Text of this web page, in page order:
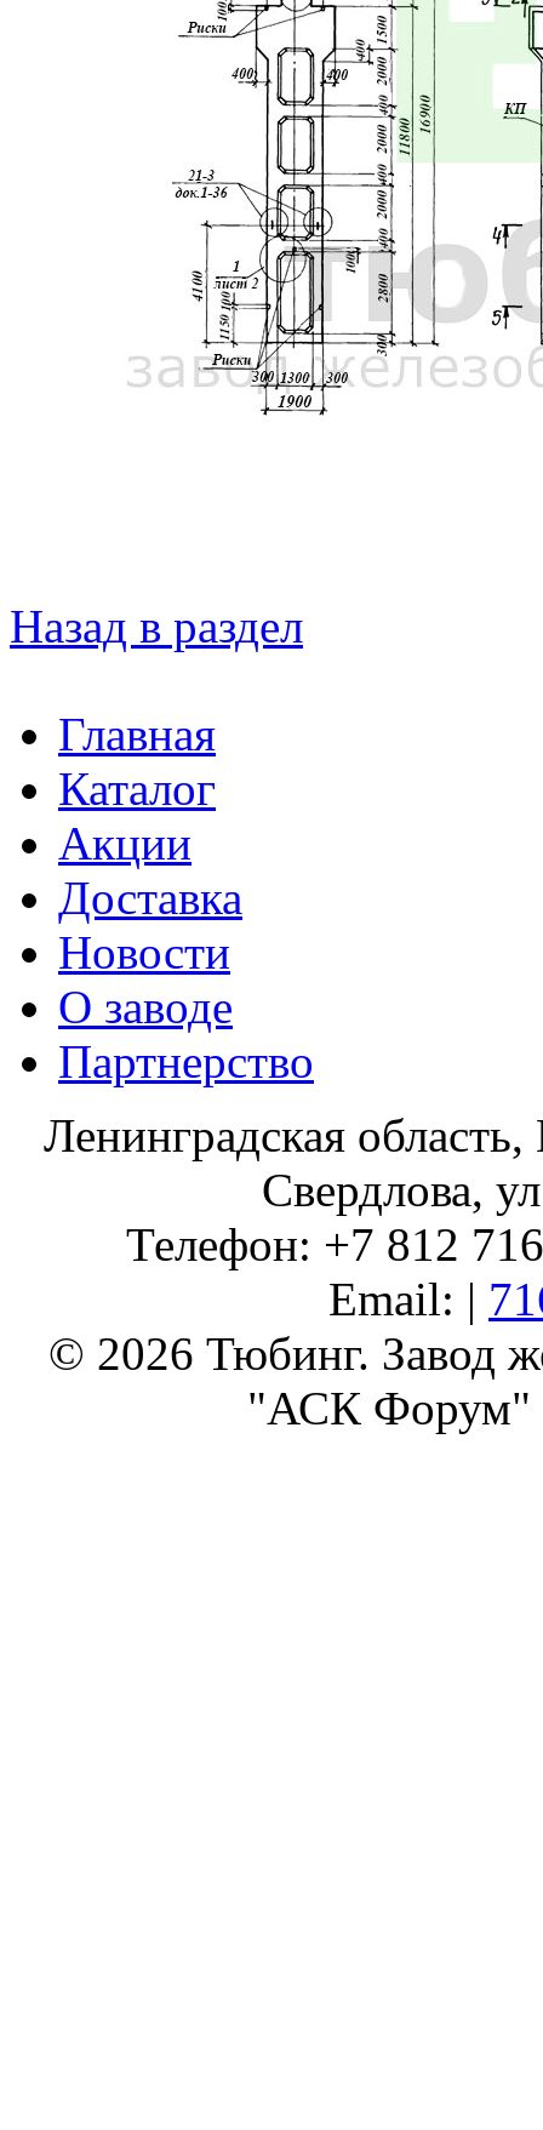
Назад в раздел
Главная
Каталог
Акции
Доставка
Новости
О заводе
Партнерство
Ленинградская
Свердлова,
Телефон: +7 812
Email: |
© 2026 Тюбинг. Завод
"АСК Форум"